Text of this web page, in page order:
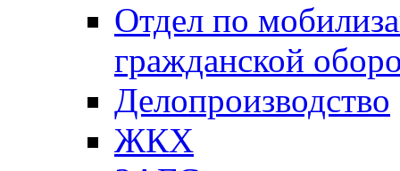
Отдел по
гражданской
Делопроизводство
ЖКХ